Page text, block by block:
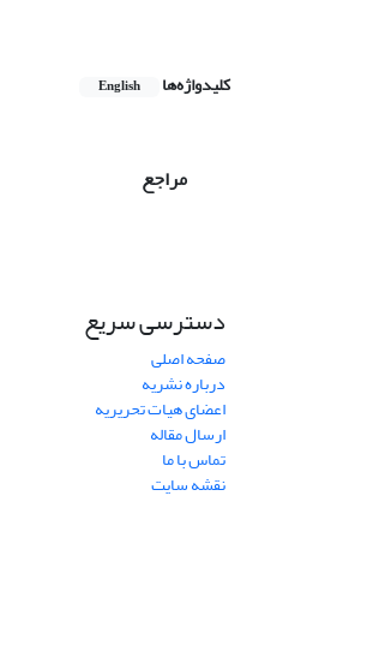
کلیدواژه‌ها English
مراجع
دسترسی سریع
صفحه اصلی
درباره نشریه
اعضای هیات تحریریه
ارسال مقاله
تماس با ما
نقشه سایت